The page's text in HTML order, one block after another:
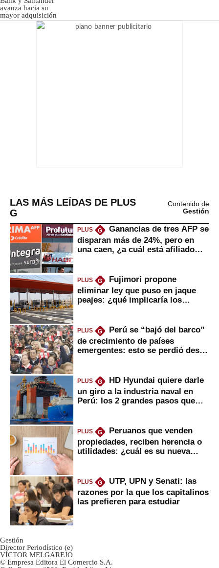
LAS MÁS LEÍDAS DE PLUS
G
Contenido de
Gestión
PLUS G
Ganancias de tres AFP se
disparan más de 24%, pero en
una caen, ¿a cuál está afiliado
PLUS G
Fujimori propone
eliminar ley que puso en jaque
peajes: ¿qué implicaría los
PLUS G
Perú se “bajó del barco”
de crecimiento de países
emergentes: esto se perdió desde
PLUS G
HD Hyundai quiere darle
un giro a la industria naval en
Perú: los 2 grandes pasos que
PLUS G
Peruanos que venden
propiedades, reciben herencia o
utilidades: ¿cuál es su nueva
PLUS G
UTP, UPN y Senati: las
razones por la que los capitalinos
las prefieren para estudiar
Gestión
Director Periodístico (e)
VÍCTOR MELGAREJO
© Empresa Editora El Comercio S.A.